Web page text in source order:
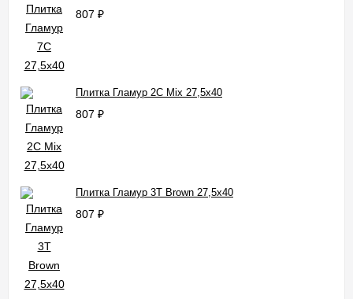
807 ₽
Плитка Гламур 2С Mix 27,5x40
807 ₽
Плитка Гламур 3Т Brown 27,5x40
807 ₽